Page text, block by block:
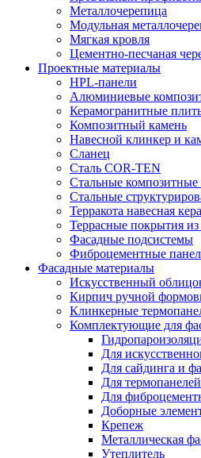
Металлочерепица
Модульная
Мягкая кровля
Цементно-песчаная
Проектные материалы
HPL-панели
Алюминиевые
Керамогранитные
Композитный камень
Навесной клинкер и
Сланец
Сталь COR-TEN
Стальные композитные
Стальные
Терракота навесная
Террасные покрытия
Фасадные подсистемы
Фиброцементные
Фасадные материалы
Искусственный
Кирпич ручной
Клинкерные
Комплектующие для
Для
Для сайдинга и
Для термопанелей
Для
Доборные
Крепеж
Металлическая
Утеплитель